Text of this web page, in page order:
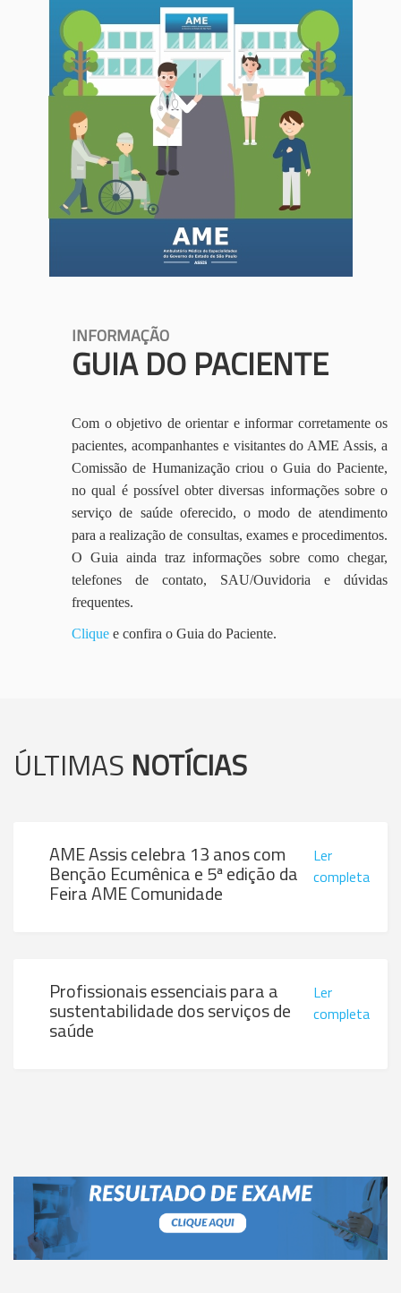
INFORMAÇÃO
GUIA DO PACIENTE
Com o objetivo de orientar e informar corretamente os
pacientes, acompanhantes e visitantes do AME Assis, a
Comissão de Humanização criou o Guia do Paciente,
no qual é possível obter diversas informações sobre o
serviço de saúde oferecido, o modo de atendimento
para a realização de consultas, exames e procedimentos.
O Guia ainda traz informações sobre como chegar,
telefones de contato, SAU/Ouvidoria e dúvidas
frequentes.
Clique e confira o Guia do Paciente.
ÚLTIMAS NOTÍCIAS
AME Assis celebra 13 anos com
Benção Ecumênica e 5ª edição da
Feira AME Comunidade
Ler
completa
Profissionais essenciais para a
sustentabilidade dos serviços de
saúde
Ler
completa